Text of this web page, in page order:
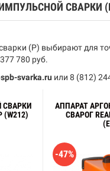
СВАРКИ
(P) выбирают для
780 руб.
svarka.ru или 8 (812)
СВАРКИ
(W212)
АППАРАТ
СВАРОГ
-47%